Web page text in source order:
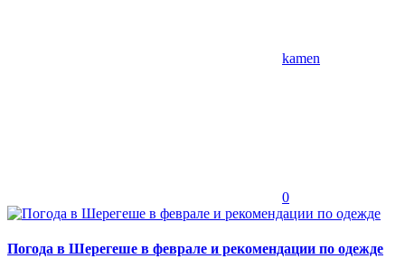
kamen
0
Погода в Шерегеше в феврале и рекомендации по одежде